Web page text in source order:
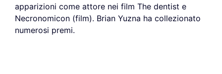
apparizioni come attore nei film The dentist e
Necronomicon (film). Brian Yuzna ha collezionato
numerosi premi.